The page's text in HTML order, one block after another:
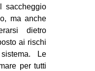
saccheggio
ma anche
dietro
ai rischi
Le
per tutti